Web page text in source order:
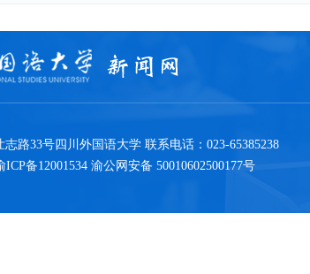
路33号四川外国语大学 联系电话：023-65385238
备12001534 渝公网安备 50010602500177号